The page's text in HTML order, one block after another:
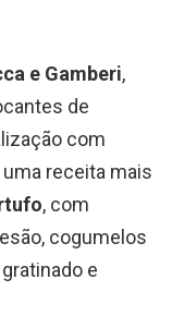
e Gamberi,
de
com
receita mais
, com
cogumelos
e